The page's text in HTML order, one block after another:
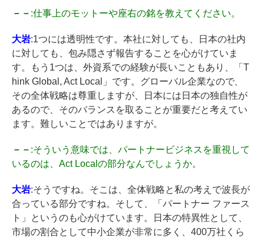
－－ :仕事上のモットーや座右の銘を教えてください。
大岩:1つには透明性です。本社に対しても、日本の社内
に対しても、包み隠さず報告することを心がけていま
す。もう1つは、外資系での経験が長いこともあり、「T
hink Global, Act Local」です。グローバル企業なので、
その全体戦略は尊重しますが、日本には日本の独自性が
あるので、そのバランスを取ることが重要だと考えてい
ます。難しいことではありますが。
－－ :そういう意味では、パートナービジネスを重視して
いるのは、Act Localの部分なんでしょうか。
大岩:そうですね。そこは、全体戦略と私の考えで波長が
合っている部分ですね。そして、「パートナー ファース
ト」というのも心がけています。日本の特異性として、
市場の割合として中小企業が非常に多く、400万社くら